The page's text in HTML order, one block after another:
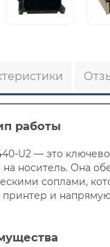
работы
U2 — это
носитель. Она
соплами,
принтер и